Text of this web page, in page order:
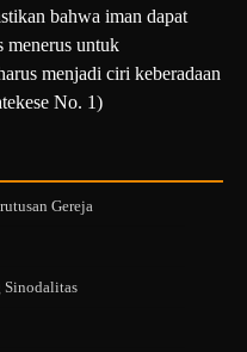
bahwa iman dapat
menerus untuk
menjadi ciri keberadaan
No. 1)
Gereja
Sinodalitas